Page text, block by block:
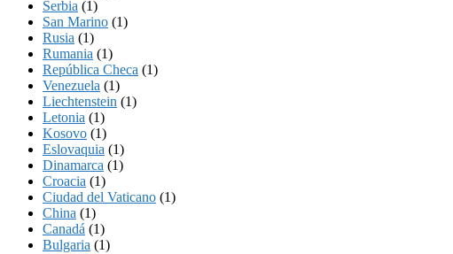
Serbia (1)
San Marino (1)
Rusia (1)
Rumania (1)
República Checa (1)
Venezuela (1)
Liechtenstein (1)
Letonia (1)
Kosovo (1)
Eslovaquia (1)
Dinamarca (1)
Croacia (1)
Ciudad del Vaticano (1)
China (1)
Canadá (1)
Bulgaria (1)